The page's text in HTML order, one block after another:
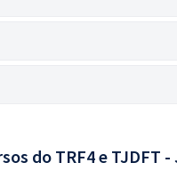
do TRF4 e TJDFT